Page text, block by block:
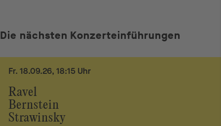
Die nächsten Konzerteinführungen
Ravel
Bernstein
Strawinsky
Fr. 18.09.26, 18:15 Uhr